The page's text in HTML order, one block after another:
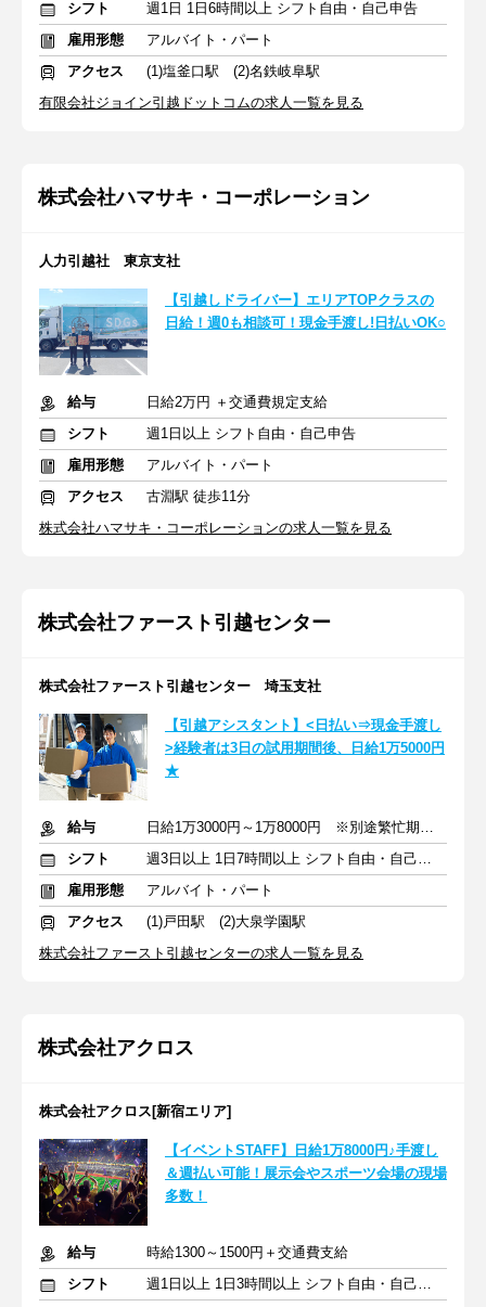
シフト
週1日 1日6時間以上 シフト自由・自己申告
雇用形態
アルバイト・パート
アクセス
(1)塩釜口駅 (2)名鉄岐阜駅
有限会社ジョイン引越ドットコムの求人一覧を見る
株式会社ハマサキ・コーポレーション
人力引越社 東京支社
【引越しドライバー】エリアTOPクラスの
日給！週0も相談可！現金手渡し!日払いOK○
給与
日給2万円 ＋交通費規定支給
シフト
週1日以上 シフト自由・自己申告
雇用形態
アルバイト・パート
アクセス
古淵駅 徒歩11分
株式会社ハマサキ・コーポレーションの求人一覧を見る
株式会社ファースト引越センター
株式会社ファースト引越センター 埼玉支社
【引越アシスタント】<日払い⇒現金手渡し
>経験者は3日の試用期間後、日給1万5000円
★
給与
日給1万3000円～1万8000円 ※別途繁忙期手当支給
シフト
週3日以上 1日7時間以上 シフト自由・自己申告
雇用形態
アルバイト・パート
アクセス
(1)戸田駅 (2)大泉学園駅
株式会社ファースト引越センターの求人一覧を見る
株式会社アクロス
株式会社アクロス[新宿エリア]
【イベントSTAFF】日給1万8000円♪手渡し
＆週払い可能！展示会やスポーツ会場の現場
多数！
給与
時給1300～1500円＋交通費支給
シフト
週1日以上 1日3時間以上 シフト自由・自己申告